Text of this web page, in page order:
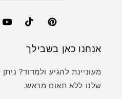
TikTokPinterest
אנחנו כאן בשבילך
מעוניינת להגיע ולמדוד?
שלנו ללא תאום מראש.